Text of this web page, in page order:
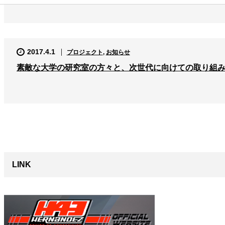
2017.4.1 プロジェクト, お知らせ
素敵な大学の研究室の方々と、次世代に向けての取り組
LINK